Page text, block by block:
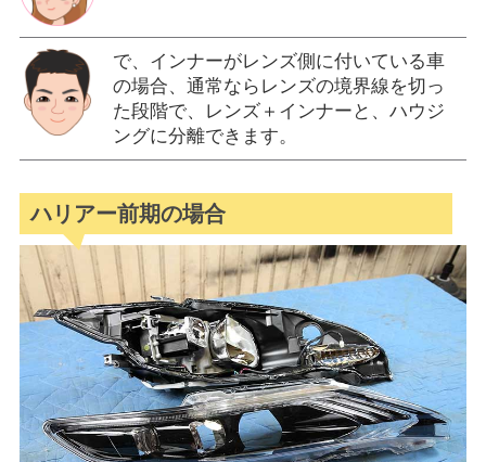
で、インナーがレンズ側に付いている車
の場合、通常ならレンズの境界線を切っ
た段階で、レンズ＋インナーと、ハウジ
ングに分離できます。
ハリアー前期の場合